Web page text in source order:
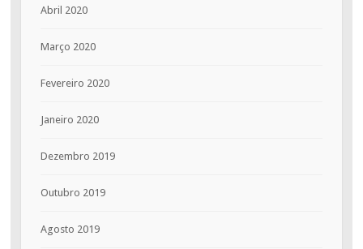
Abril 2020
Março 2020
Fevereiro 2020
Janeiro 2020
Dezembro 2019
Outubro 2019
Agosto 2019